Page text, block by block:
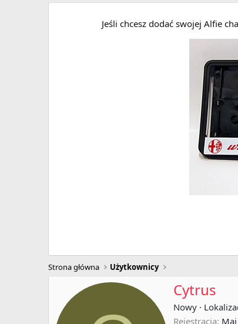
Jeśli chcesz dodać swojej Alfie
Strona główna Użytkownicy
Cytrus
Nowy ·
Rejestracja